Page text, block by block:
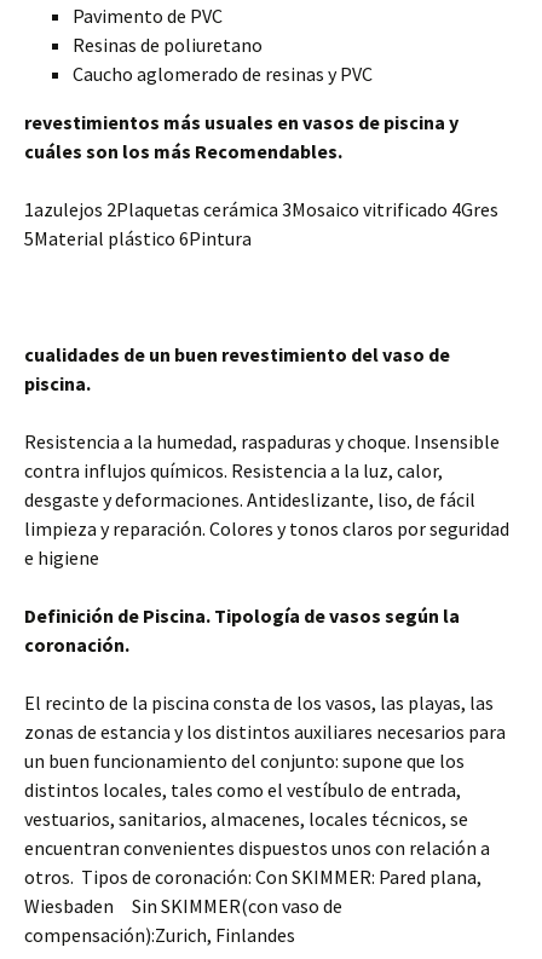
Pavimento de PVC
Resinas de poliuretano
Caucho aglomerado de resinas y PVC
revestimientos más usuales en vasos de piscina y
cuáles son los más Recomendables.
1azulejos 2Plaquetas cerámica 3Mosaico vitrificado 4Gres
5Material plástico 6Pintura
cualidades de un buen revestimiento del vaso de
piscina.
Resistencia a la humedad, raspaduras y choque. Insensible
contra influjos químicos. Resistencia a la luz, calor,
desgaste y deformaciones. Antideslizante, liso, de fácil
limpieza y reparación. Colores y tonos claros por seguridad
e higiene
Definición de Piscina. Tipología de vasos según la
coronación.
El recinto de la piscina consta de los vasos, las playas, las
zonas de estancia y los distintos auxiliares necesarios para
un buen funcionamiento del conjunto: supone que los
distintos locales, tales como el vestíbulo de entrada,
vestuarios, sanitarios, almacenes, locales técnicos, se
encuentran convenientes dispuestos unos con relación a
otros. Tipos de coronación: Con SKIMMER: Pared plana,
Wiesbaden Sin SKIMMER(con vaso de
compensación):Zurich, Finlandes